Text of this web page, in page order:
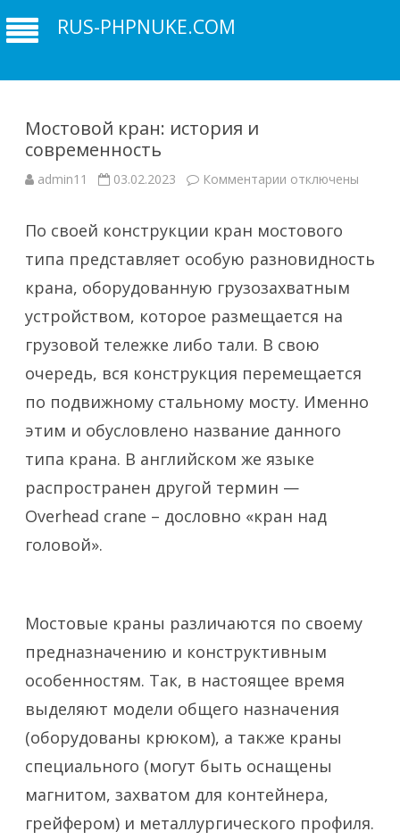
RUS-PHPNUKE.COM
Мостовой кран: история и
современность
admin11 03.02.2023 Комментарии к
история
и
современность
отключены
По своей конструкции кран мостового
типа представляет особую разновидность
крана, оборудованную грузозахватным
устройством, которое размещается на
грузовой тележке либо тали. В свою
очередь, вся конструкция перемещается
по подвижному стальному мосту. Именно
этим и обусловлено название данного
типа крана. В английском же языке
распространен другой термин —
Overhead crane – дословно «кран над
головой».
Мостовые краны различаются по своему
предназначению и конструктивным
особенностям. Так, в настоящее время
выделяют модели общего назначения
(оборудованы крюком), а также краны
специального (могут быть оснащены
магнитом, захватом для контейнера,
грейфером) и металлургического профиля.